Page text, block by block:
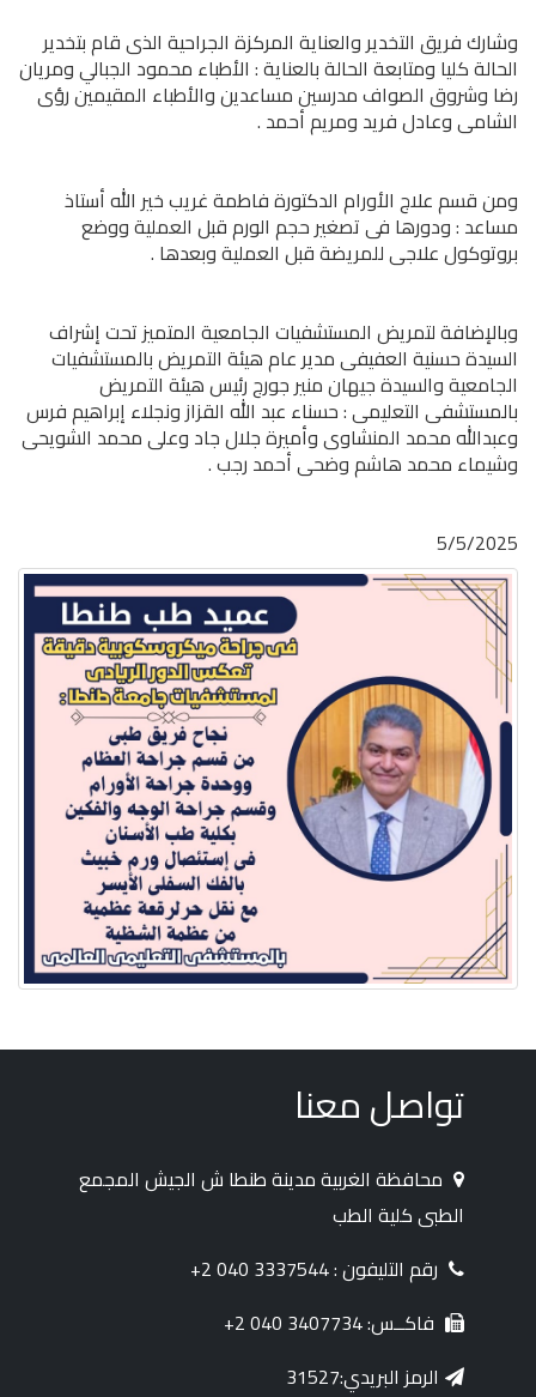
وشارك فريق التخدير والعناية المركزة الجراحية الذى قام بتخدير
الحالة كليا ومتابعة الحالة بالعناية : الأطباء محمود الجبالي ومريان
رضا وشروق الصواف مدرسين مساعدين والأطباء المقيمين رؤى
الشامى وعادل فريد ومريم أحمد .
ومن قسم علاج الأورام الدكتورة فاطمة غريب خير الله أستاذ
مساعد : ودورها فى تصغير حجم الورم قبل العملية ووضع
بروتوكول علاجى للمريضة قبل العملية وبعدها .
وبالإضافة لتمريض المستشفيات الجامعية المتميز تحت إشراف
السيدة حسنية العفيفى مدير عام هيئة التمريض بالمستشفيات
الجامعية والسيدة جيهان منير جورج رئيس هيئة التمريض
بالمستشفى التعليمى : حسناء عبد الله القزاز ونجلاء إبراهيم فرس
وعبدالله محمد المنشاوى وأميرة جلال جاد وعلى محمد الشويحى
وشيماء محمد هاشم وضحى أحمد رجب .
5/5/2025
تواصل معنا
محافظة الغربية مدينة طنطا ش الجيش المجمع
الطبى كلية الطب
رقم التليفون : 3337544 040 2+
فاكــس: 3407734 040 2+
الرمز البريدي:31527